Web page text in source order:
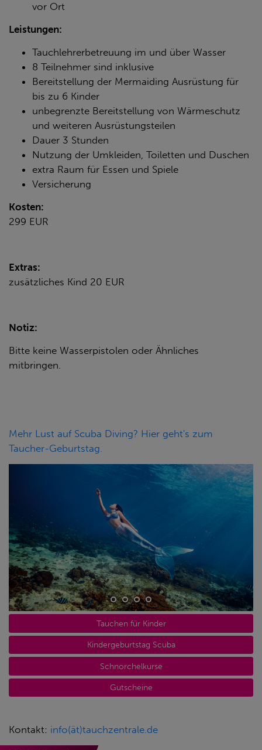
vor Ort
Leistungen:
Tauchlehrerbetreuung im und über Wasser
8 Teilnehmer sind inklusive
Bereitstellung der Mermaiding Ausrüstung für
bis zu 6 Kinder
unbegrenzte Bereitstellung von Wärmeschutz
und weiteren Ausrüstungsteilen
Dauer 3 Stunden
Nutzung der Umkleiden, Toiletten und Duschen
extra Raum für Essen und Spiele
Versicherung
Kosten:
299 EUR
Extras:
zusätzliches Kind 20 EUR
Notiz:
Bitte keine Wasserpistolen oder Ähnliches
mitbringen.
Mehr Lust auf Scuba Diving? Hier geht's zum
Taucher-Geburtstag.
Tauchen für Kinder
Kindergeburtstag Scuba
Schnorchelkurse
Gutscheine
Kontakt: info(ät)tauchzentrale.de